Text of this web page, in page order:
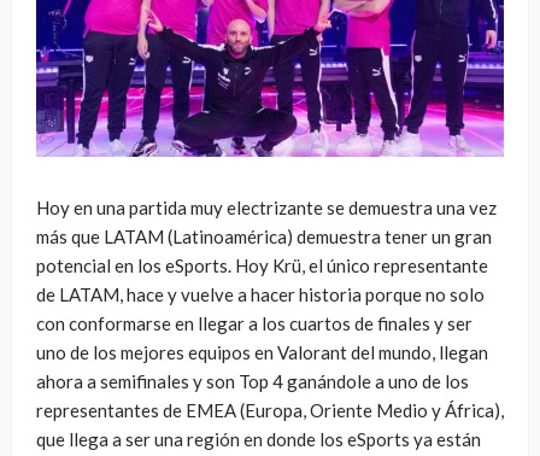
Hoy en una partida muy electrizante se demuestra una vez
más que LATAM (Latinoamérica) demuestra tener un gran
potencial en los eSports. Hoy Krü, el único representante
de LATAM, hace y vuelve a hacer historia porque no solo
con conformarse en llegar a los cuartos de finales y ser
uno de los mejores equipos en Valorant del mundo, llegan
ahora a semifinales y son Top 4 ganándole a uno de los
representantes de EMEA (Europa, Oriente Medio y África),
que llega a ser una región en donde los eSports ya están